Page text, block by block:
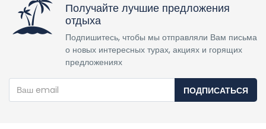
Получайте лучшие предложения
отдыха
Подпишитесь, чтобы мы отправляли Вам письма
о новых интересных турах, акциях и горящих
предложениях
ПОДПИСАТЬСЯ